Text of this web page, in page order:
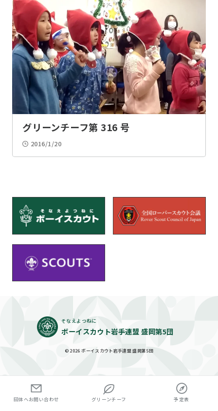
グリーンチーフ第 316 号
2016/1/20
そなえよつねに
ボーイスカウト岩手連盟 盛岡第5団
© 2026 ボーイスカウト岩手連盟 盛岡第5団
団体へお問い合わせ グリーンチーフ 予定表